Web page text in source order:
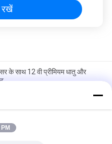
रखें
के साथ 12 वी प्रीमियम धातु और
लिए टोयोटा टाउन ऐस / लिटेस कार
स्वचालित पावर टेलगेट रिट्रोफिट